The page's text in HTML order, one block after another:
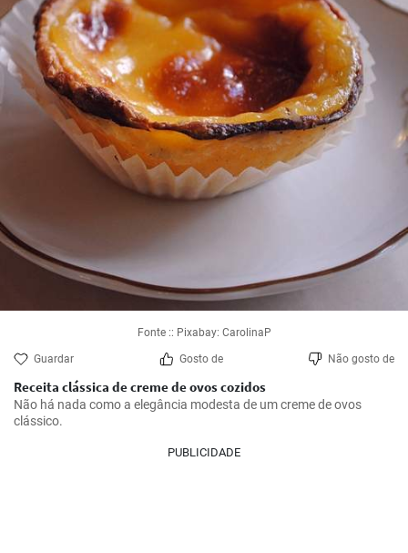
Fonte :: Pixabay: CarolinaP
Guardar Gosto de Não gosto de
Receita clássica de creme de ovos cozidos
Não há nada como a elegância modesta de um creme de ovos
clássico.
PUBLICIDADE